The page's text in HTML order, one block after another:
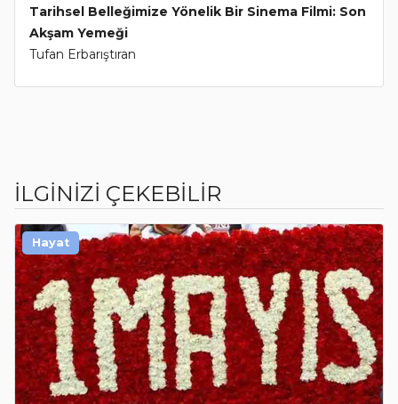
Tarihsel Belleğimize Yönelik Bir Sinema Filmi: Son
Akşam Yemeği
Tufan Erbarıştıran
İLGİNİZİ ÇEKEBİLİR
Hayat